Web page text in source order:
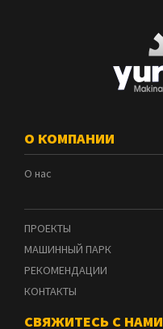
О КОМПАНИИ
О нас
ПРОЕКТЫ
МАШИННЫЙ ПАРК
РЕКОМЕНДАЦИИ
КОНТАКТЫ
СВЯЖИТЕСЬ С НАМИ